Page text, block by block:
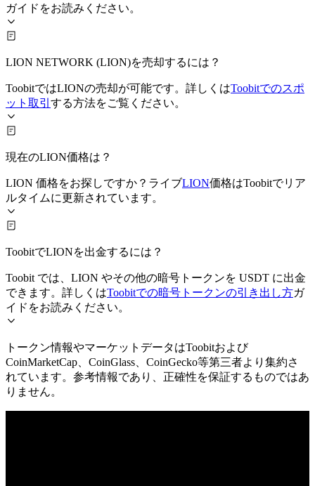
ガイドをお読みください。
LION NETWORK (LION)を売却するには？
ToobitではLIONの売却が可能です。詳しくはToobitでのスポ
ット取引 する方法をご覧ください。
現在のLION価格は？
LION 価格をお探しですか？ライブLION価格はToobitでリア
ルタイムに更新されています。
ToobitでLIONを出金するには？
Toobit では、LION やその他の暗号トークンを USDT に出金
できます。詳しくはToobitでの暗号トークンの引き出し方ガ
イドをお読みください。
トークン情報やマーケットデータはToobitおよび
CoinMarketCap、CoinGlass、CoinGecko等第三者より集約さ
れています。参考情報であり、正確性を保証するものではあ
りません。